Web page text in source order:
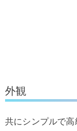
外観
共にシンプルで